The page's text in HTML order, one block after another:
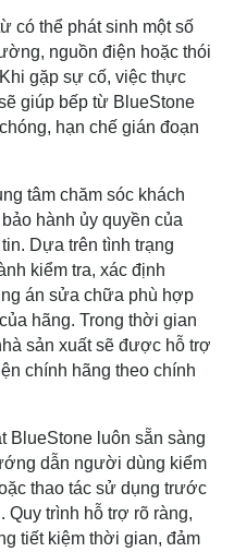
có thể phát sinh một số
nguồn điện hoặc thói
gặp sự cố, việc thực
giúp bếp từ BlueStone
hạn chế gián đoạn
tâm chăm sóc khách
hành ủy quyền của
Dựa trên tình trạng
kiểm tra, xác định
án sửa chữa phù hợp
hãng. Trong thời gian
sản xuất sẽ được hỗ trợ
chính hãng theo chính
BlueStone luôn sẵn sàng
dẫn người dùng kiểm
thao tác sử dụng trước
Quy trình hỗ trợ rõ ràng,
tiết kiệm thời gian, đảm